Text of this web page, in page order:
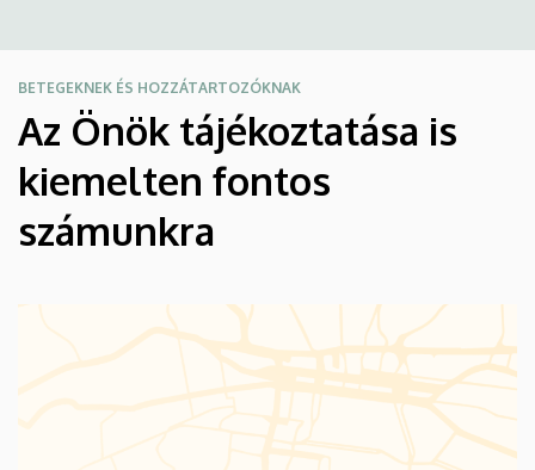
BETEGEKNEK ÉS HOZZÁTARTOZÓKNAK
Az Önök tájékoztatása is
kiemelten fontos
számunkra